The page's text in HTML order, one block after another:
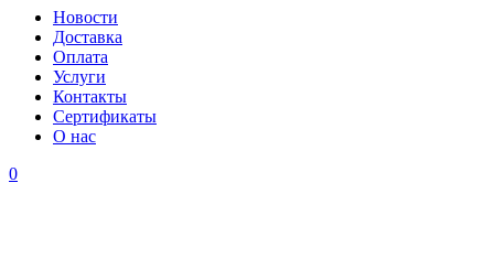
Новости
Доставка
Оплата
Услуги
Контакты
Cертификаты
О нас
0